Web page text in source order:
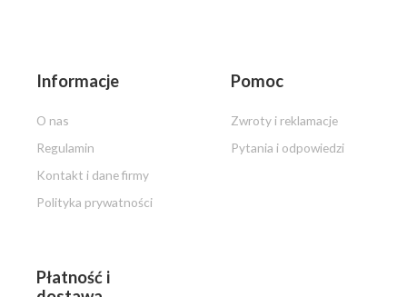
Informacje
O nas
Regulamin
Kontakt i dane firmy
Polityka prywatności
Pomoc
Zwroty i reklamacje
Pytania i odpowiedzi
Płatność i